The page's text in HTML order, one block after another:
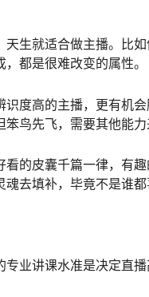
生就适合做主播。比
都是很难改变的属性。
识度高的主播，更有机
鸟先飞，需要其他能力
看的皮囊千篇一律，有
去填补，毕竟不是谁都
业讲课水准是决定直播